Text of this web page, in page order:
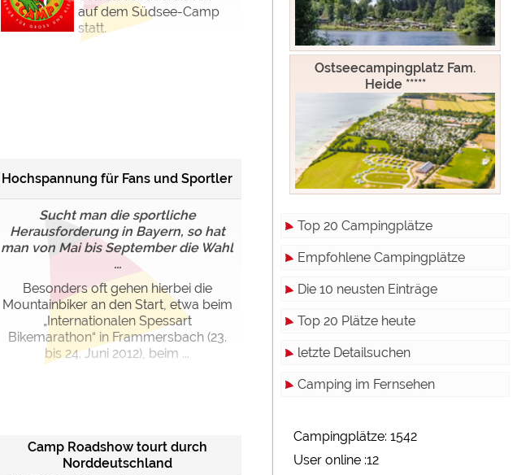
auf dem Südsee-Camp
statt.
Hochspannung für Fans und Sportler
Sucht man die sportliche
Herausforderung in Bayern, so hat
man von Mai bis September die Wahl
...
Besonders oft gehen hierbei die
Mountainbiker an den Start, etwa beim
„Internationalen Spessart
Bikemarathon“ in Frammersbach (23.
bis 24. Juni 2012), beim ...
Camp Roadshow tourt durch
Norddeutschland
Ostseecampingplatz Fam.
Heide *****
Top 20 Campingplätze
Empfohlene Campingplätze
Die 10 neusten Einträge
Top 20 Plätze heute
letzte Detailsuchen
Camping im Fernsehen
Campingplätze: 1542
User online :12